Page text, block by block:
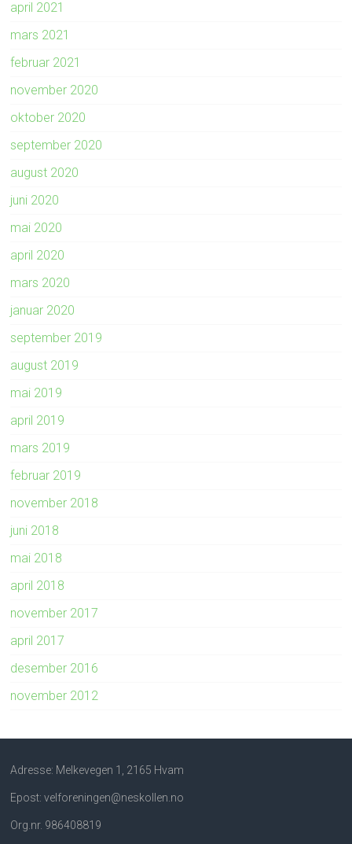
april 2021
mars 2021
februar 2021
november 2020
oktober 2020
september 2020
august 2020
juni 2020
mai 2020
april 2020
mars 2020
januar 2020
september 2019
august 2019
mai 2019
april 2019
mars 2019
februar 2019
november 2018
juni 2018
mai 2018
april 2018
november 2017
april 2017
desember 2016
november 2012
Adresse: Melkevegen 1, 2165 Hvam
Epost: velforeningen@neskollen.no
Org.nr. 986408819